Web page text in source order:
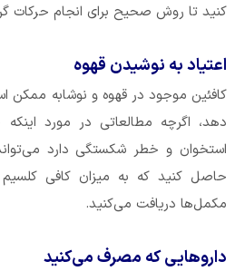
کنید تا روش صحیح برای انجام حرکات
اعتیاد به نوشیدن قهوه
کافئین موجود در قهوه و نوشابه
دهد، اگرچه مطالعاتی در مورد
استخوان و خطر شکستگی دارد
حاصل کنید که به میزان کافی
مکمل‌ها دریافت می‌کنید.
دارو‌هایی که مصرف می‌کنید